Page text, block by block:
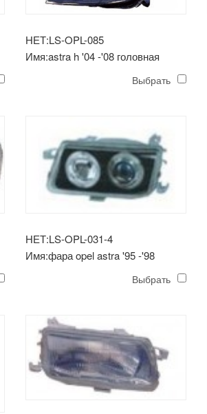
НЕТ:LS-OPL-085
Имя:astra h '04 -'08 головная
Выбрать
НЕТ:LS-OPL-031-4
Имя:фара opel astra '95 -'98
Выбрать